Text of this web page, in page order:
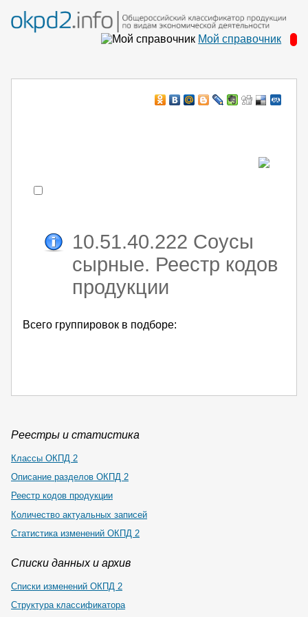
Мой справочник
10.51.40.222 Соусы
сырные. Реестр кодов
продукции
Всего группировок в подборе:
Реестры и статистика
Классы ОКПД 2
Описание разделов ОКПД 2
Реестр кодов продукции
Количество актуальных записей
Статистика изменений ОКПД 2
Списки данных и архив
Списки изменений ОКПД 2
Структура классификатора